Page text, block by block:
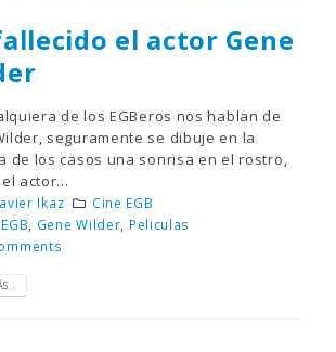
el actor Gene
de los EGBeros nos hablan de
seguramente se dibuje en la
de los casos una sonrisa en el rostro,
actor...
Ikaz
Cine EGB
Gene Wilder Peliculas